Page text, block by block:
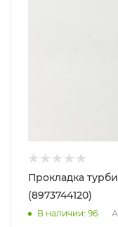
Прокладка
(8973744120)
В наличии: 96